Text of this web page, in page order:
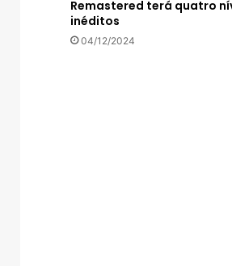
Remastered terá quatro
inéditos
04/12/2024